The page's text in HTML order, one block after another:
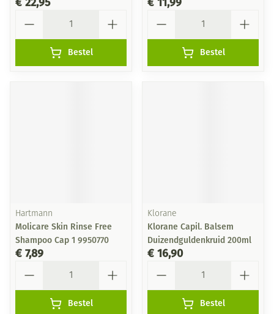
Bestel Bestel
Hartmann
Molicare Skin Rinse Free
Shampoo Cap 1 9950770
€ 7,89
Bestel
Klorane
Klorane Capil. Balsem
Duizendguldenkruid 200ml
€ 16,90
Bestel